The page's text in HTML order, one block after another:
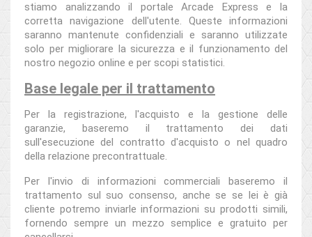
stiamo analizzando il portale Arcade Express e la
corretta navigazione dell'utente. Queste informazioni
saranno mantenute confidenziali e saranno utilizzate
solo per migliorare la sicurezza e il funzionamento del
nostro negozio online e per scopi statistici.
Base legale per il trattamento
Per la registrazione, l'acquisto e la gestione delle
garanzie, baseremo il trattamento dei dati
sull'esecuzione del contratto d'acquisto o nel quadro
della relazione precontrattuale.
Per l'invio di informazioni commerciali baseremo il
trattamento sul suo consenso, anche se se lei è già
cliente potremo inviarle informazioni su prodotti simili,
fornendo sempre un mezzo semplice e gratuito per